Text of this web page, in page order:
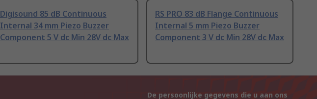
Digisound 85 dB Continuous
Internal 34 mm Piezo Buzzer
Component 5 V dc Min 28V dc Max
RS PRO 83 dB Flange Continuous
Internal 5 mm Piezo Buzzer
Component 3 V dc Min 28V dc Max
De persoonlijke gegevens die u aan ons